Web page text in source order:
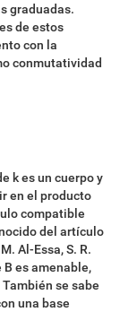
graduadas.
de estos
con la
conmutatividad
k es un cuerpo y
en el producto
compatible
del artículo
Al-Essa, S. R.
es amenable,
se sabe
una base